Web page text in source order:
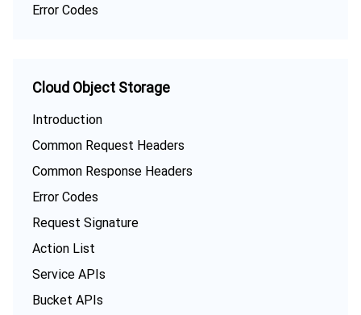
Error Codes
Cloud Object Storage
Introduction
Common Request Headers
Common Response Headers
Error Codes
Request Signature
Action List
Service APIs
Bucket APIs